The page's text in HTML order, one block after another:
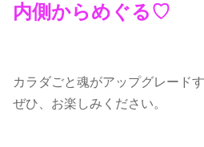
内側からめぐる♡
カラダごと魂がアップグレード
ぜひ、お楽しみください。